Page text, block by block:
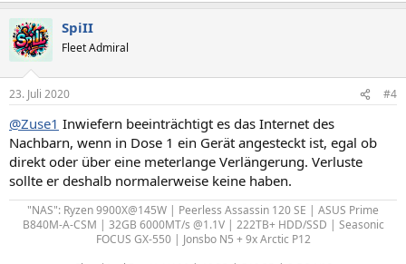
SpiII
Fleet Admiral
23. Juli 2020 #4
@Zuse1 Inwiefern beeinträchtigt es das Internet des
Nachbarn, wenn in Dose 1 ein Gerät angesteckt ist, egal ob
direkt oder über eine meterlange Verlängerung. Verluste
sollte er deshalb normalerweise keine haben.
"NAS": Ryzen 9900X@145W | Peerless Assassin 120 SE | ASUS Prime
B840M-A-CSM | 32GB 6000MT/s @1.1V | 222TB+ HDD/SSD | Seasonic
FOCUS GX-550 | Jonsbo N5 + 9x Arctic P12